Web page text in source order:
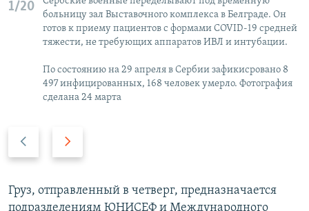
1/20
больницу зал Выставочного комплекса в Белграде. Он
готов к приему пациентов с формами COVID-19 средней
тяжести, не требующих аппаратов ИВЛ и интубации.
По состоянию на 29 апреля в Сербии зафикисровано 8
497 инфицированных, 168 человек умерло. Фотография
сделана 24 марта
д
ы
д
у
Груз, отправленный в четверг, предназначается
подразделениям ЮНИСЕФ и Международного